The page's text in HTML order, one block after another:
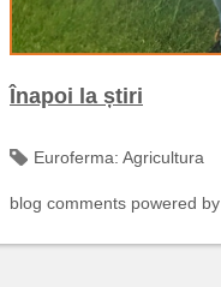
Înapoi la știri
Euroferma: Agricultura
blog comments powered by